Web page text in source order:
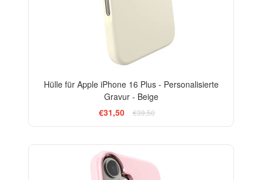
Hülle für Apple iPhone 16 Plus - Personalisierte
Gravur - Beige
€31,50
€39,50